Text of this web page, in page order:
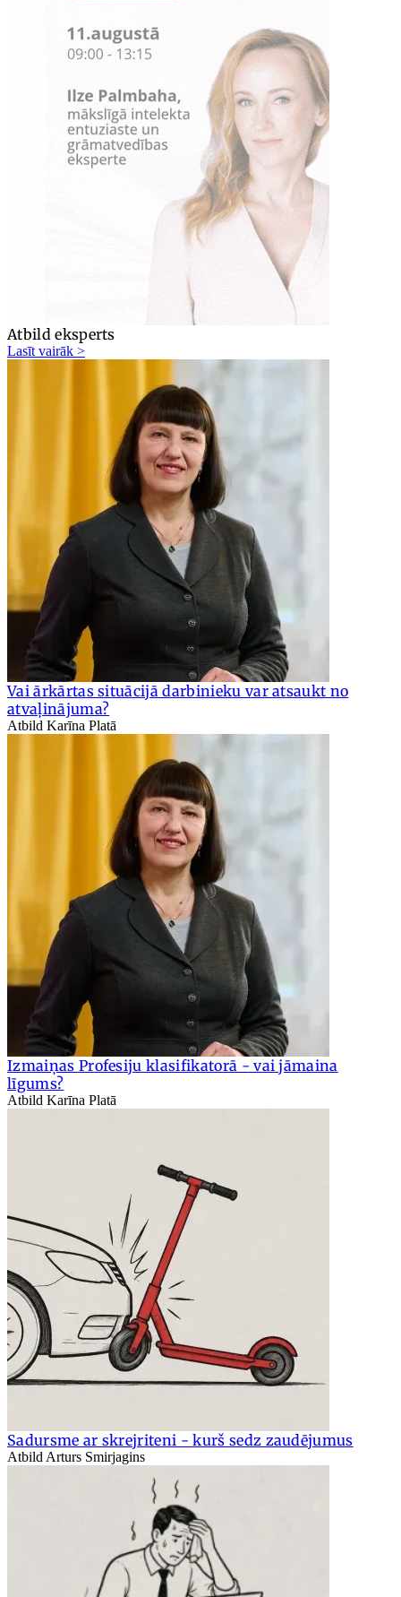
Atbild eksperts
Lasīt vairāk >
Vai ārkārtas situācijā darbinieku var atsaukt no
atvaļinājuma?
Atbild Karīna Platā
Izmaiņas Profesiju klasifikatorā - vai jāmaina
līgums?
Atbild Karīna Platā
Sadursme ar skrejriteni - kurš sedz zaudējumus
Atbild Arturs Smirjagins